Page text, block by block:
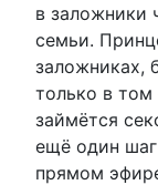
в заложники
семьи.
заложниках,
только в том
займётся
ещё один шаг
прямом